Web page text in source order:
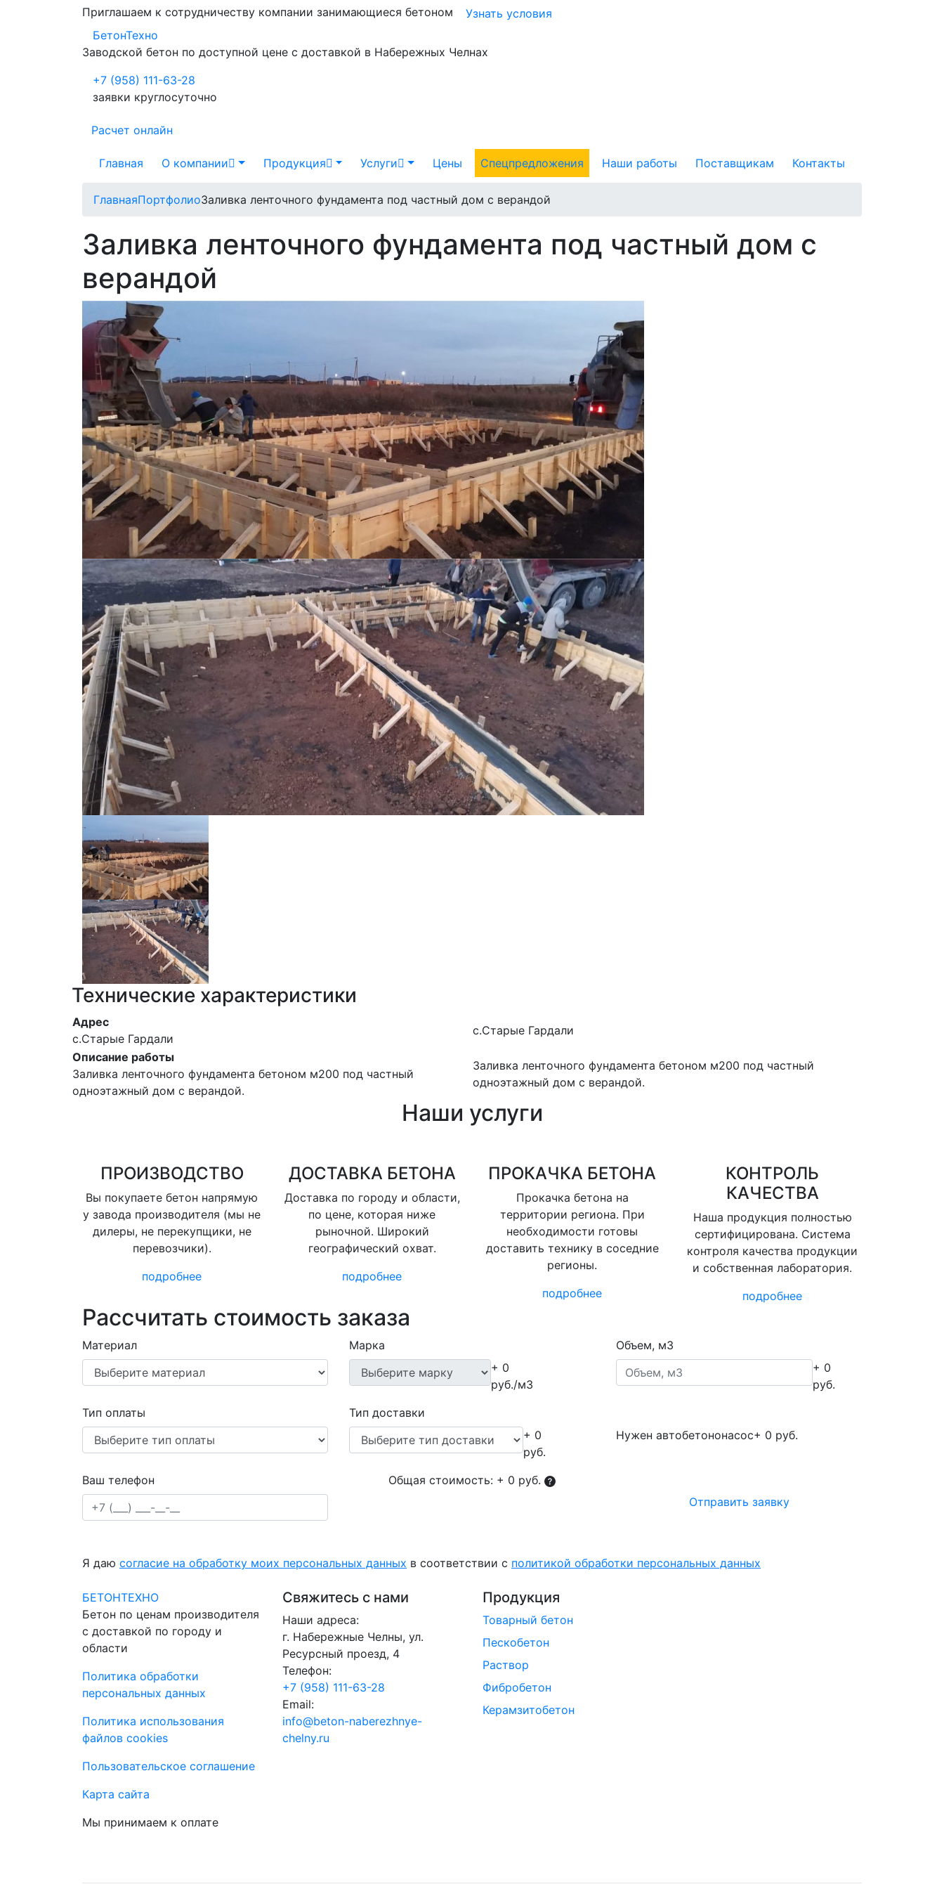
Приглашаем к сотрудничеству компании занимающиеся бетоном
Узнать условия
БетонТехно
Заводской бетон по доступной цене с доставкой в Набережных Челнах
+7 (958) 111-63-28
заявки круглосуточно
Расчет онлайн
Главная О компании Продукция Услуги Цены Спецпредложения Наши работы Поставщикам Контакты
ГлавнаяПортфолиоЗаливка ленточного фундамента под частный дом с верандой
Заливка ленточного фундамента под частный дом с
верандой
Технические характеристики
Адрес
с.Старые Гардали
с.Старые Гардали
Описание работы
Заливка ленточного фундамента бетоном м200 под частный
одноэтажный дом с верандой.
Заливка ленточного фундамента бетоном м200 под частный
одноэтажный дом с верандой.
Наши услуги
ПРОИЗВОДСТВО
Вы покупаете бетон напрямую
у завода производителя (мы не
дилеры, не перекупщики, не
перевозчики).
подробнее
ДОСТАВКА БЕТОНА
Доставка по городу и области,
по цене, которая ниже
рыночной. Широкий
географический охват.
подробнее
ПРОКАЧКА БЕТОНА
Прокачка бетона на
территории региона. При
необходимости готовы
доставить технику в соседние
регионы.
подробнее
КОНТРОЛЬ
КАЧЕСТВА
Наша продукция полностью
сертифицирована. Система
контроля качества продукции
и собственная лаборатория.
подробнее
Рассчитать стоимость заказа
Материал
Марка
+ 0
руб./м3
Объем, м3
+ 0
руб.
Тип оплаты
Тип доставки
+ 0
руб.
Нужен автобетононасос+ 0 руб.
Ваш телефон Общая стоимость: + 0 руб.
Отправить заявку
Я даю согласие на обработку моих персональных данных в соответствии с политикой обработки персональных данных
БЕТОНТЕХНО
Бетон по ценам производителя
с доставкой по городу и
области
Политика обработки
персональных данных
Политика использования
файлов cookies
Пользовательское соглашение
Карта сайта
Мы принимаем к оплате
Свяжитесь с нами
Наши адреса:
г. Набережные Челны, ул.
Ресурсный проезд, 4
Телефон:
+7 (958) 111-63-28
Email:
info@beton-naberezhnye-
chelny.ru
Продукция
Товарный бетон
Пескобетон
Раствор
Фибробетон
Керамзитобетон